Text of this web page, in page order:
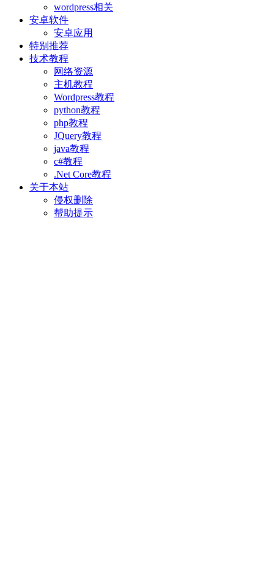
wordpress相关
安卓软件
安卓应用
特别推荐
技术教程
网络资源
主机教程
Wordpress教程
python教程
php教程
JQuery教程
java教程
c#教程
.Net Core教程
关于本站
侵权删除
帮助提示